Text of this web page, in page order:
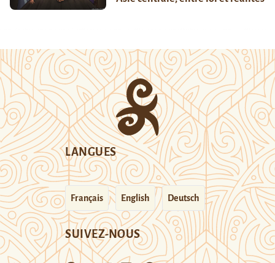
LANGUES
Français English Deutsch
SUIVEZ-NOUS